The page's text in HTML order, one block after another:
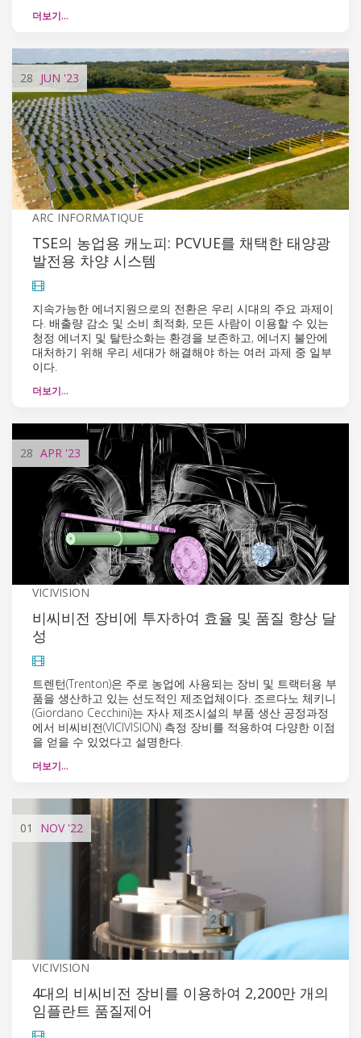
더보기…
28 JUN '23
ARC INFORMATIQUE
TSE의 농업용 캐노피: PCVUE를 채택한 태양광
발전용 차양 시스템
지속가능한 에너지원으로의 전환은 우리 시대의 주요 과제이
다. 배출량 감소 및 소비 최적화, 모든 사람이 이용할 수 있는
청정 에너지 및 탈탄소화는 환경을 보존하고, 에너지 불안에
대처하기 위해 우리 세대가 해결해야 하는 여러 과제 중 일부
이다.
더보기…
28 APR '23
VICIVISION
비씨비전 장비에 투자하여 효율 및 품질 향상 달
성
트렌턴(Trenton)은 주로 농업에 사용되는 장비 및 트랙터용 부
품을 생산하고 있는 선도적인 제조업체이다. 조르다노 체키니
(Giordano Cecchini)는 자사 제조시설의 부품 생산 공정과정
에서 비씨비전(VICIVISION) 측정 장비를 적용하여 다양한 이점
을 얻을 수 있었다고 설명한다.
더보기…
01 NOV'22
VICIVISION
4대의 비씨비전 장비를 이용하여 2,200만 개의
임플란트 품질제어